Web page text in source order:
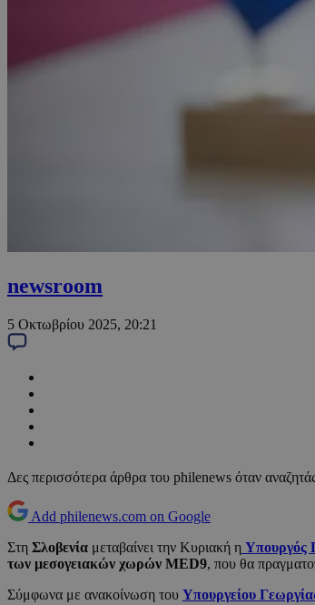
newsroom
5 Οκτωβρίου 2025, 20:21
Δες περισσότερα άρθρα του philenews όταν
Add philenews.com on Google
Στη Σλοβενία μεταβαίνει την Κυριακή η Υπουργός
των μεσογειακών χωρών MED9, που θα
Σύμφωνα με ανακοίνωση του Υπουργείου